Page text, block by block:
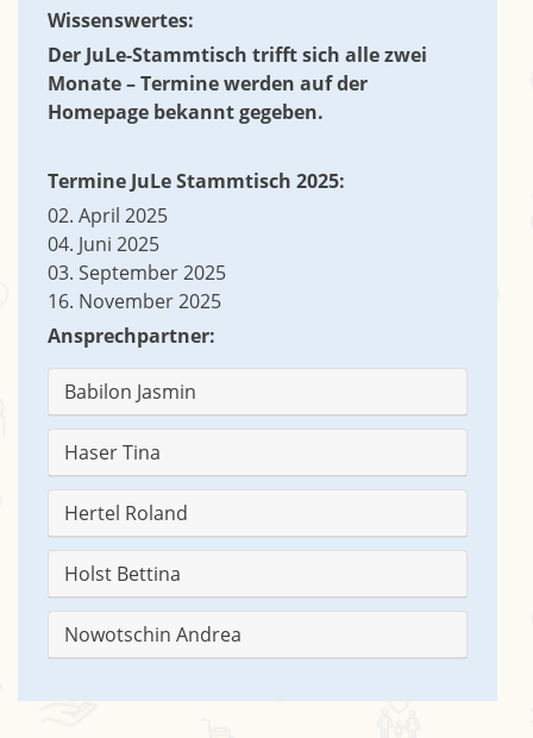
Wissenswertes:
Der JuLe-Stammtisch trifft sich alle zwei
Monate – Termine werden auf der
Homepage bekannt gegeben.
Termine JuLe Stammtisch 2025:
02. April 2025
04. Juni 2025
03. September 2025
16. November 2025
Ansprechpartner:
Babilon Jasmin
Haser Tina
Hertel Roland
Holst Bettina
Nowotschin Andrea